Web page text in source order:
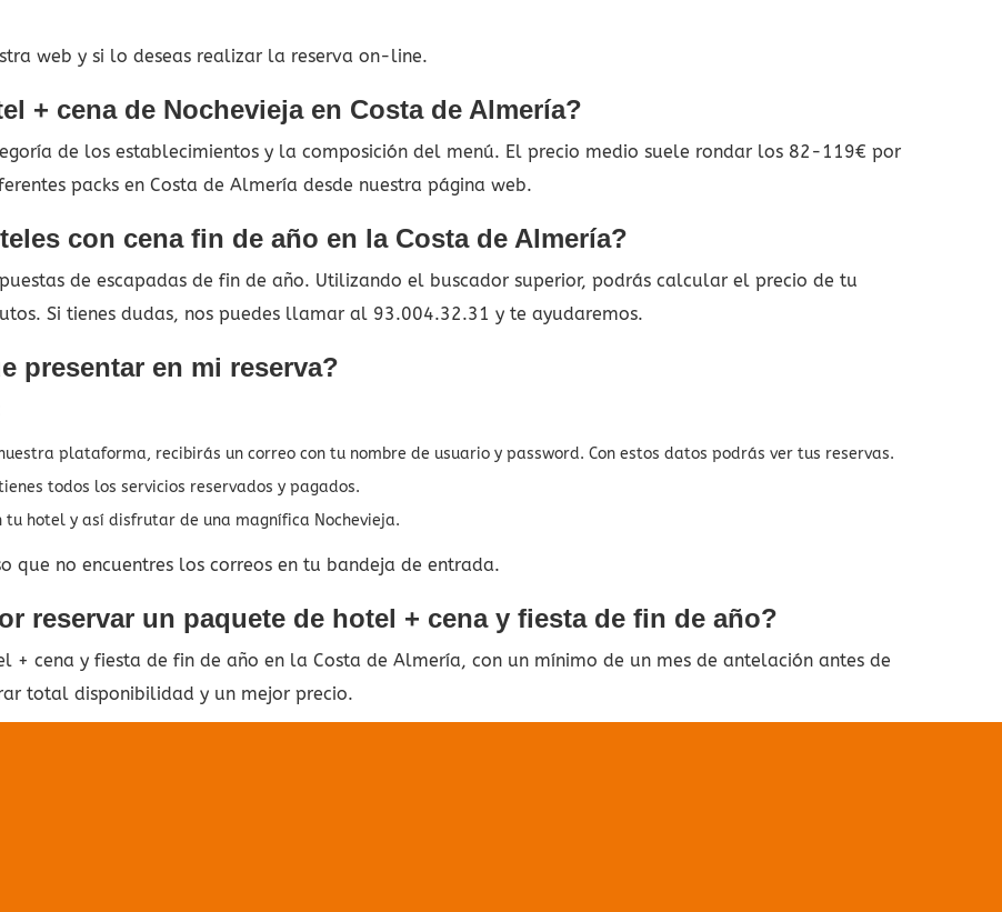
web y si lo deseas realizar la reserva on-line.
+ cena de Nochevieja en Costa de Almería?
de los establecimientos y la composición del menú. El precio medio suele rondar los 82-119€ por
packs en Costa de Almería desde nuestra página web.
con cena fin de año en la Costa de Almería?
de escapadas de fin de año. Utilizando el buscador superior, podrás calcular el precio de tu
Si tienes dudas, nos puedes llamar al 93.004.32.31 y te ayudaremos.
presentar en mi reserva?
plataforma, recibirás un correo con tu nombre de usuario y password. Con estos datos podrás ver tus reservas.
todos los servicios reservados y pagados.
tu hotel y así disfrutar de una magnífica Nochevieja.
que no encuentres los correos en tu bandeja de entrada.
reservar un paquete de hotel + cena y fiesta de fin de año?
+ cena y fiesta de fin de año en la Costa de Almería, con un mínimo de un mes de antelación antes de
total disponibilidad y un mejor precio.